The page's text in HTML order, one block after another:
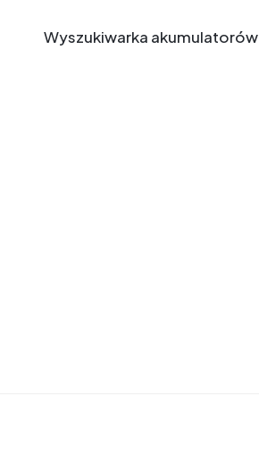
Wyszukiwarka akumulatorów